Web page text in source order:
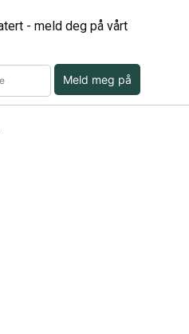
- meld deg på vårt
Meld meg på